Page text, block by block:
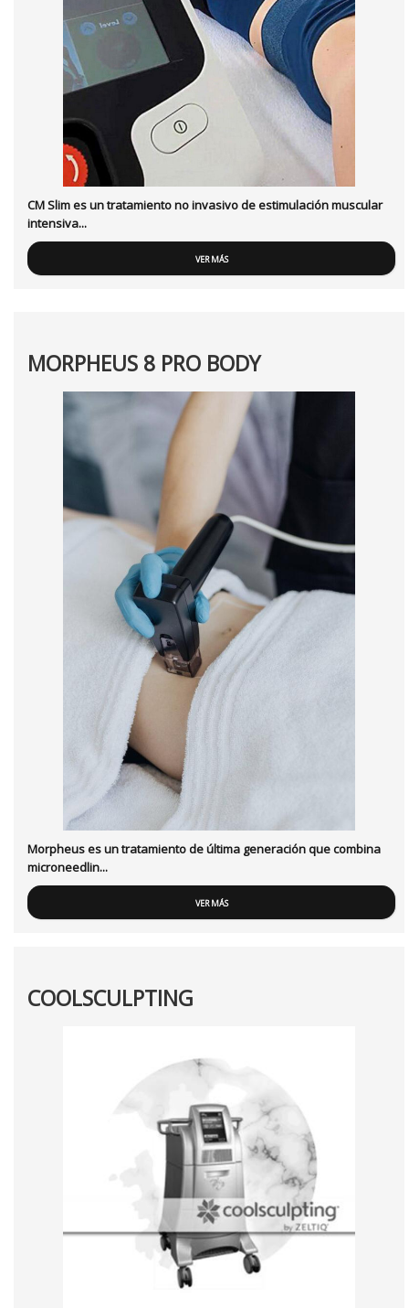
CM Slim es un tratamiento no invasivo de estimulación muscular
intensiva...
VER MÁS
MORPHEUS 8 PRO BODY
Morpheus es un tratamiento de última generación que combina
microneedlin...
VER MÁS
COOLSCULPTING